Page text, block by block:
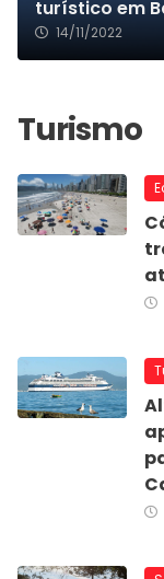
turístico em
14/11/2022